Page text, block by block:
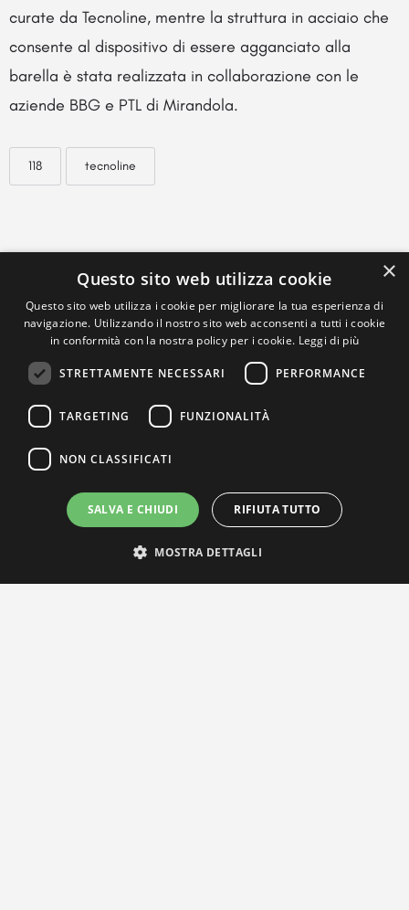
curate da Tecnoline, mentre la struttura in acciaio che
consente al dispositivo di essere agganciato alla
barella è stata realizzata in collaborazione con le
aziende BBG e PTL di Mirandola.
118 tecnoline
×
Questo sito web utilizza cookie
Questo sito web utilizza i cookie per migliorare la tua esperienza di
navigazione. Utilizzando il nostro sito web acconsenti a tutti i cookie
in conformità con la nostra policy per i cookie. Leggi di più
STRETTAMENTE NECESSARI PERFORMANCE
TARGETING FUNZIONALITÀ
NON CLASSIFICATI
SALVA E CHIUDI RIFIUTA TUTTO
MOSTRA DETTAGLI